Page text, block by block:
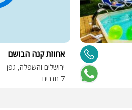
אחוזת קנה הבושם
ירושלים והשפלה, גפן
7 חדרים